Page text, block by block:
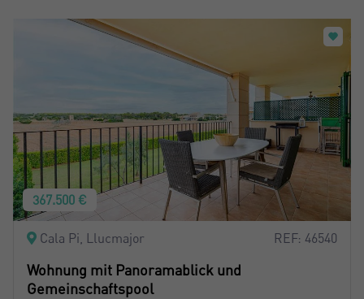
367.500 €
Cala Pi, Llucmajor REF: 46540
Wohnung mit Panoramablick und
Gemeinschaftspool